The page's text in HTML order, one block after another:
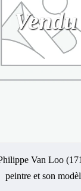
Vendu
Van Loo
peintre et son